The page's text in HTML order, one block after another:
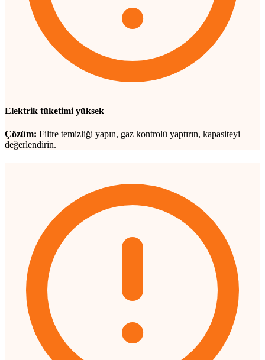
Elektrik tüketimi yüksek
Çözüm: Filtre temizliği yapın, gaz kontrolü yaptırın, kapasiteyi
değerlendirin.